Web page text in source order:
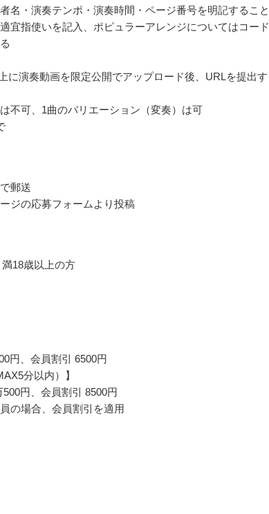
名・演奏テンポ・演奏時間・ページ番号を明記すること
宜指使いを記入、ポピュラーアレンジについてはコード
に演奏動画を限定公開でアップロード後、URLを提出す
不可、1曲のバリエーション（変奏）は可
郵送
ジの応募フォームより投稿
18歳以上の方
円、会員割引 6500円
分以内）】
円、会員割引 8500円
の場合、会員割引を適用